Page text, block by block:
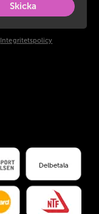
Skicka
Integritetspolicy